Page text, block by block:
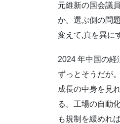
元維新の国会議
か。選ぶ側の問
変えて,真を異に
2024 年中国の経
ずっとそうだが
成長の中身を見
る。工場の自動
も規制を緩めれ